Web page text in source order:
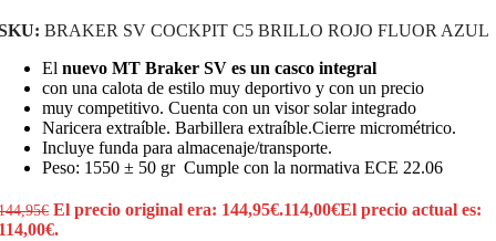
BRAKER SV COCKPIT C5 BRILLO ROJO FLUOR AZUL
El nuevo MT Braker SV es un casco integral
con una calota de estilo muy deportivo y con un precio
muy competitivo. Cuenta con un visor solar integrado
Naricera extraíble. Barbillera extraíble.Cierre micrométrico.
Incluye funda para almacenaje/transporte.
Peso: 1550 ± 50 gr Cumple con la normativa ECE 22.06
€ El precio original era: 144,95€.114,00€El precio actual es: